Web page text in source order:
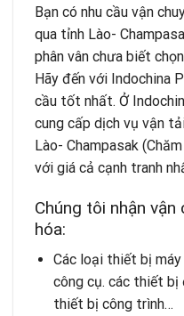
Bạn có nhu cầu vận
qua tỉnh Lào-
phân vân chưa biết
Hãy đến với Indochina
cầu tốt nhất. Ở
cung cấp dịch vụ vận
Lào- Champasak
với giá cả cạnh tranh
Chúng tôi nhận vận
hóa:
Các loại thiết bị máy
công cụ. các thiết bị
thiết bị công trình…